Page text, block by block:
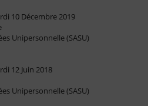
10 Décembre 2019
Unipersonnelle (SASU)
12 Juin 2018
Unipersonnelle (SASU)